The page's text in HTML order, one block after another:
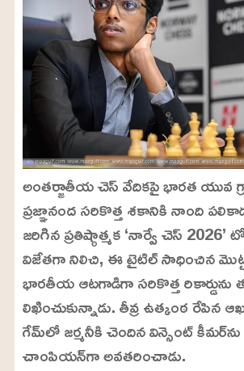
అంతర్జాతీయ చెస్ వేదికపై భారత యువ
ప్రజ్ఞానంద సరికొత్త శకానికి నాంది
జరిగిన ప్రతిష్ఠాత్మక ‘నార్వే చెస్
విజేతగా నిలిచి, ఈ టైటిల్ సాధించిన
భారతీయ ఆటగాడిగా సరికొత్త రికార్డును
లిఖించుకున్నాడు. తీవ్ర ఉత్కంఠ రేపిన
గేమ్‌లో జర్మనీకి చెందిన విన్సెంట్ కీమర్‌ను
చాంపియన్‌గా అవతరించాడు.